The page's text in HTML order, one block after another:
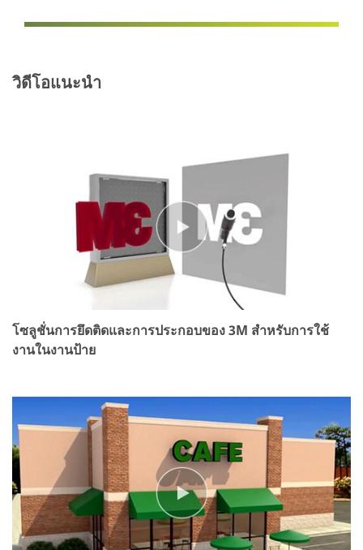
วิดีโอแนะนำ
โซลูชั่นการยึดติดและการประกอบของ 3M สำหรับการใช้
งานในงานป้าย